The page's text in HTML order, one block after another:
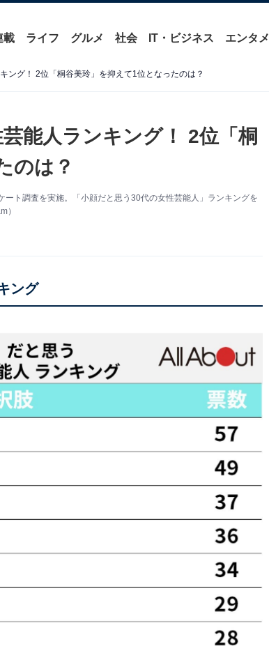
載 ライフ グルメ 社会 IT・ビジネス エンタメ
ング！ 2位「桐谷美玲」を抑えて1位となったのは？
能人ランキング！ 2位「桐
のは？
ト調査を実施。「小顔だと思う30代の女性芸能人」ランキングを
）
ング